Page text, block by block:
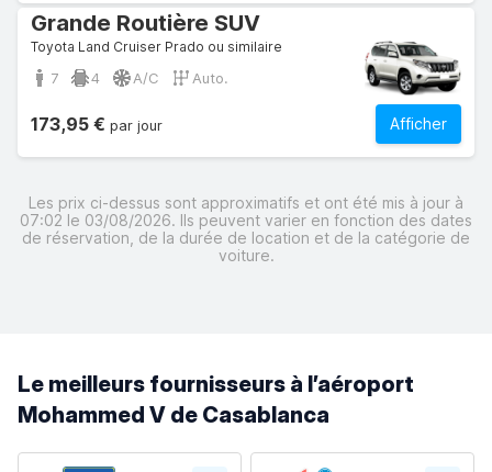
Grande Routière SUV
Toyota Land Cruiser Prado ou similaire
7 4 A/C Auto.
Afficher
173,95 € par jour
Les prix ci-dessus sont approximatifs et ont été mis à jour à
07:02 le 03/08/2026. Ils peuvent varier en fonction des dates
de réservation, de la durée de location et de la catégorie de
voiture.
Le meilleurs fournisseurs à l’aéroport
Mohammed V de Casablanca